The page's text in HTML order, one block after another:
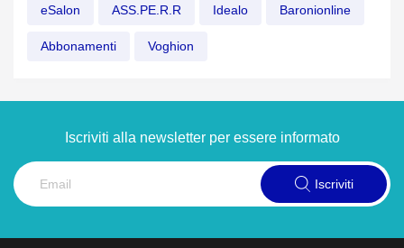
eSalon ASS.PE.R.R Idealo Baronionline
Abbonamenti Voghion
Iscriviti alla newsletter per essere informato
Iscriviti